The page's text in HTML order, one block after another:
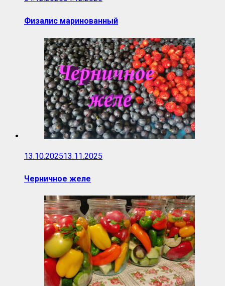
Физалис маринованный
13.10.202513.11.2025
Черничное желе